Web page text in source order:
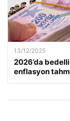
13/12/2025
2026’da
enflasyon